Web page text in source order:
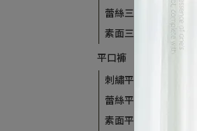
蕾絲三角褲
素面三角褲
平口褲
刺繡平口褲
蕾絲平口褲
素面平口褲